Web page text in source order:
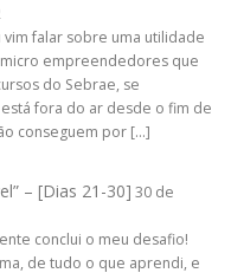
falar sobre uma utilidade
empreendedores que
do Sebrae, se
fora do ar desde o fim de
conseguem por […]
– [Dias 21-30] 30 de
conclui o meu desafio!
de tudo o que aprendi, e